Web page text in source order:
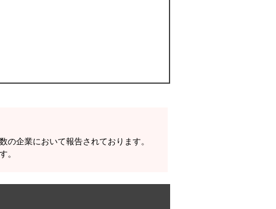
企業において報告されております。
。